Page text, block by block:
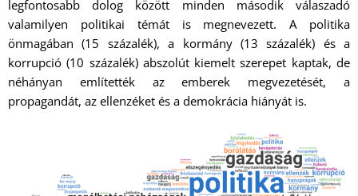
legfontosabb dolog között minden második válaszadó
valamilyen politikai témát is megnevezett. A politika
önmagában (15 százalék), a kormány (13 százalék) és a
korrupció (10 százalék) abszolút kiemelt szerepet kaptak, de
néhányan említették az emberek megvezetését, a
propagandát, az ellenzéket és a demokrácia hiányát is.